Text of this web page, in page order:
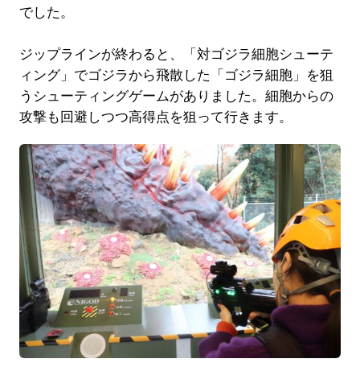
でした。
ジップラインが終わると、「対ゴジラ細胞シューテ
ィング」でゴジラから飛散した「ゴジラ細胞」を狙
うシューティングゲームがありました。細胞からの
攻撃も回避しつつ高得点を狙って行きます。